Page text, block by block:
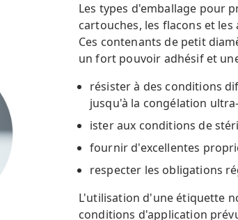
Les types d'emballage pour
cartouches, les flacons et
Ces contenants de petit
un fort pouvoir adhésif et
résister à des conditions
jusqu'à la congélation
ister aux conditions de
fournir d'excellentes
respecter les obligations
L'utilisation d'une étiquette
conditions d'application